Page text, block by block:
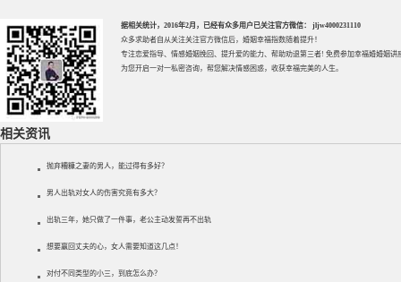
据相关统计，2016年2月，已经有众多用户已关注官方微信： jljw4000231110
众多求助者自从关注关注官方微信后，婚姻幸福指数随着提升！
专注恋爱指导、 情感婚姻挽回 、提升爱的能力、帮助劝退第三者! 免费参加幸福婚婚姻讲
为您开启一对一私密咨询，帮您解决情感困惑，收获幸福完美的人生。
相关资讯
抛弃糟糠之妻的男人，能过得有多好？
男人出轨对女人的伤害究竟有多大？
出轨三年，她只做了一件事，老公主动发誓再不出轨
想要赢回丈夫的心，女人需要知道这几点！
对付不同类型的小三，到底怎么办？